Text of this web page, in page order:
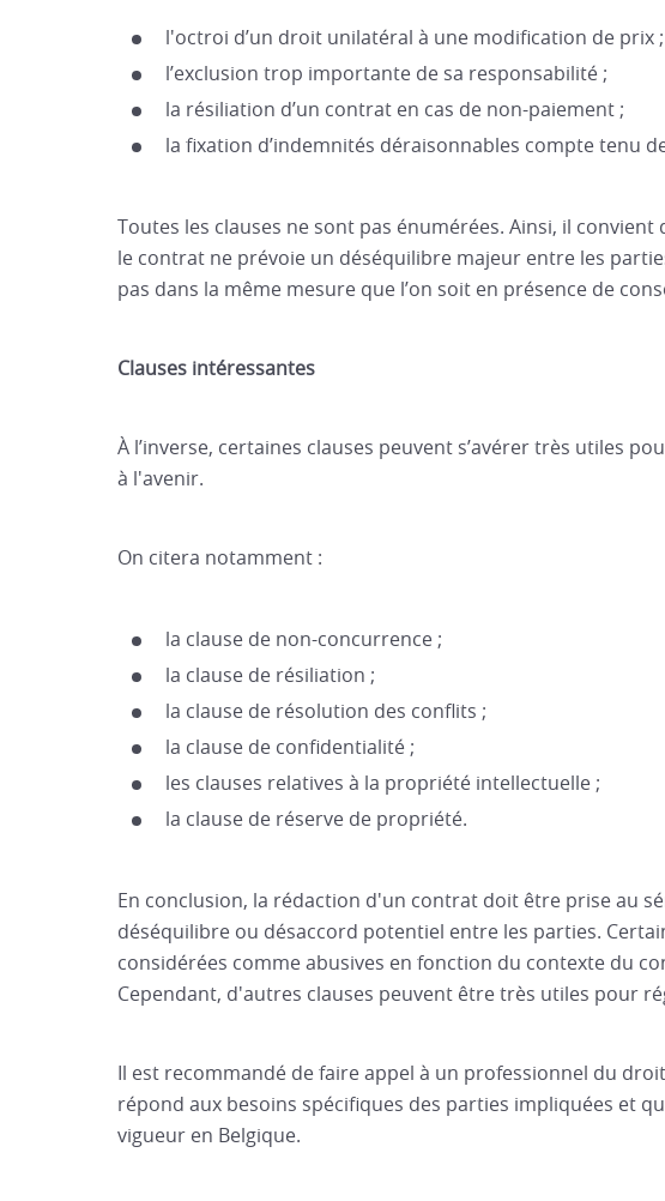
l'octroi d’un droit unilatéral à une modification de prix ;
l’exclusion trop importante de sa responsabilité ;
la résiliation d’un contrat en cas de non-paiement ;
la fixation d’indemnités déraisonnables compte tenu
Toutes les clauses ne sont pas énumérées. Ainsi, il convient
le contrat ne prévoie un déséquilibre majeur entre les
pas dans la même mesure que l’on soit en présence de
Clauses intéressantes
À l’inverse, certaines clauses peuvent s’avérer très utiles
à l'avenir.
On citera notamment :
la clause de non-concurrence ;
la clause de résiliation ;
la clause de résolution des conflits ;
la clause de confidentialité ;
les clauses relatives à la propriété intellectuelle ;
la clause de réserve de propriété.
En conclusion, la rédaction d'un contrat doit être prise au
déséquilibre ou désaccord potentiel entre les parties.
considérées comme abusives en fonction du contexte du
Cependant, d'autres clauses peuvent être très utiles pour
Il est recommandé de faire appel à un professionnel du
répond aux besoins spécifiques des parties impliquées et
vigueur en Belgique.